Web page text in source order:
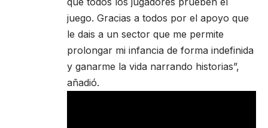
juego. Gracias a todos por el apoyo que
le dais a un sector que me permite
prolongar mi infancia de forma indefinida
y ganarme la vida narrando historias”,
añadió.